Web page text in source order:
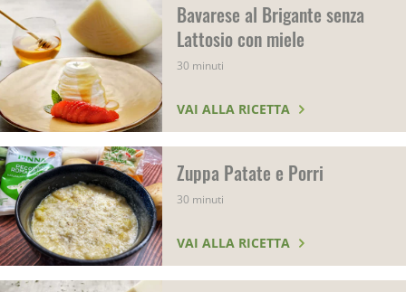
Bavarese al Brigante senza
Lattosio con miele
30 minuti
VAI ALLA RICETTA
Zuppa Patate e Porri
30 minuti
VAI ALLA RICETTA